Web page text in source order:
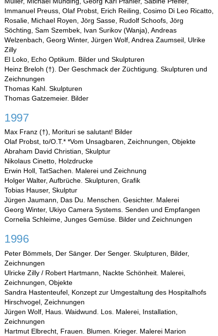
Immanuel Preuss, Olaf Probst, Erich Reiling, Cosimo Di Leo Ricatto,
Rosalie, Michael Royen, Jörg Sasse, Rudolf Schoofs, Jörg
Söchting, Sam Szembek, Ivan Surikov (Wanja), Andreas
Welzenbach, Georg Winter, Jürgen Wolf, Andrea Zaumseil, Ulrike
Zilly
El Loko, Echo Optikum. Bilder und Skulpturen
Heinz Breloh (†). Der Geschmack der Züchtigung. Skulpturen und
Zeichnungen
Thomas Kahl. Skulpturen
Thomas Gatzemeier. Bilder
1997
Max Franz (†), Morituri se salutant! Bilder
Olaf Probst, to/O.T.* *Vom Unsagbaren, Zeichnungen, Objekte
Abraham David Christian, Skulptur
Nikolaus Cinetto, Holzdrucke
Erwin Holl, TatSachen. Malerei und Zeichnung
Holger Walter, Aufbrüche. Skulpturen, Grafik
Tobias Hauser, Skulptur
Jürgen Jaumann, Das Du. Menschen. Gesichter. Malerei
Georg Winter, Ukiyo Camera Systems. Senden und Empfangen
Cornelia Schleime, Junges Gemüse. Bilder und Zeichnungen
1996
Peter Bömmels, Der Sänger. Der Senger. Skulpturen, Bilder,
Zeichnungen
Ulricke Zilly / Robert Hartmann, Nackte Schönheit. Malerei,
Zeichnungen, Objekte
Sandra Hastenteufel, Konzept zur Umgestaltung des Hospitalhofs
Hirschvogel, Zeichnungen
Jürgen Wolf, Haus. Waidwund. Los. Malerei, Installation,
Zeichnungen
Hartmut Elbrecht, Frauen. Blumen. Krieger. Malerei Marion